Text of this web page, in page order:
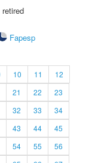
Fapesp
10 11
12
21 22
23
32 33
34
43 44
45
54 55
56